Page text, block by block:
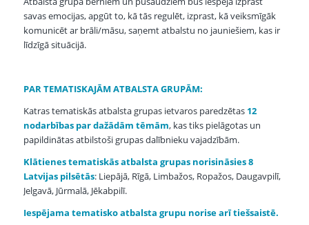
savas emocijas, apgūt to, kā tās regulēt, izprast, kā veiksmīgāk
komunicēt ar brāli/māsu, saņemt atbalstu no jauniešiem, kas ir
līdzīgā situācijā.
PAR TEMATISKAJĀM ATBALSTA GRUPĀM:
Katras tematiskās atbalsta grupas ietvaros paredzētas 12
nodarbības par dažādām tēmām, kas tiks pielāgotas un
papildinātas atbilstoši grupas dalībnieku vajadzībām.
Klātienes tematiskās atbalsta grupas norisināsies 8
Latvijas pilsētās: Liepājā, Rīgā, Limbažos, Ropažos, Daugavpilī,
Jelgavā, Jūrmalā, Jēkabpilī.
Iespējama tematisko atbalsta grupu norise arī tiešsaistē.